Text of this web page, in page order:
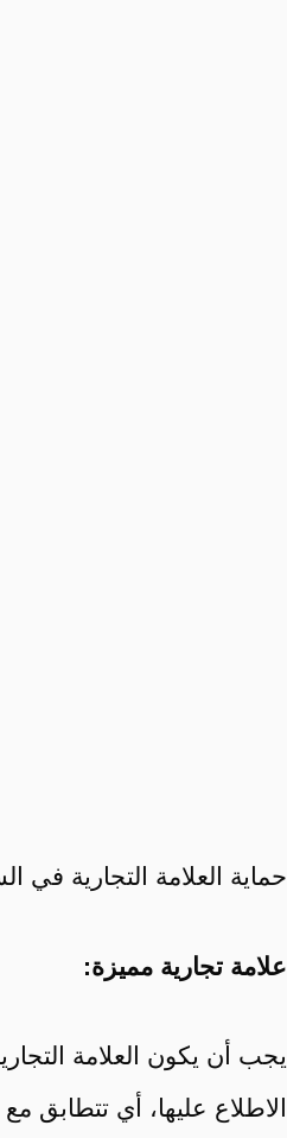
حماية العلامة التجارية في
علامة تجارية مميزة:
يجب أن يكون العلامة
الاطلاع عليها، أي تتطابق